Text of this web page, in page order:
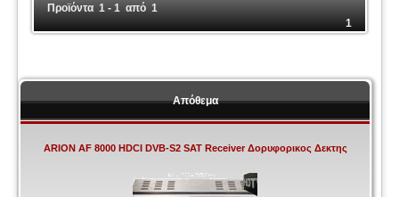
Προϊόντα 1 - 1 από 1
1
Απόθεμα
ARION AF 8000 HDCI DVB-S2 SAT Receiver Δορυφορικος Δεκτης